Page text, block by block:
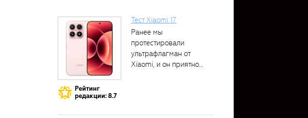
Рейтинг
редакции: 8.7
Тест Xiaomi 17
Ранее мы
протестировали
ультрафлагман от
Xiaomi, и он приятно